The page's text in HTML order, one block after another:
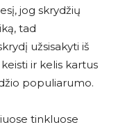
jog skrydžių
tad
užsisakyti iš
ir kelis kartus
populiarumo.
tinkluose